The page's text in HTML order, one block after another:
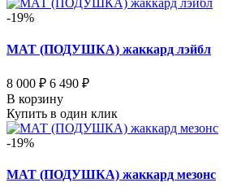
-19%
МАТ (ПОДУШКА) жаккард лэйбл
8 000 ₽ 6 490 ₽
В корзину
Купить в один клик
-19%
МАТ (ПОДУШКА) жаккард мезонс